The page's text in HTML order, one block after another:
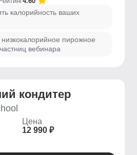
калорийность ваших
пирожное
вебинара
кондитер
Цена
12 990 ₽